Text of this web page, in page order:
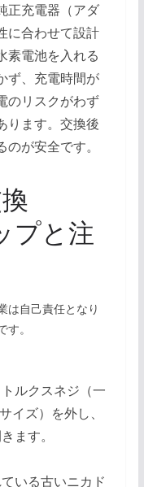
正充電器（アダ
に合わせて設計
素電池を入れる
ず、充電時間が
のリスクがわず
ります。交換後
が安全です。
プと注
は自己責任となり
。
ルクスネジ（一
イズ）を外し、
ます。
いる古いニカド